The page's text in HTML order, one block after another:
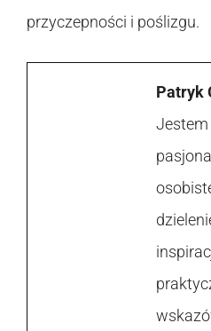
przyczepności i poślizgu.
Patryk